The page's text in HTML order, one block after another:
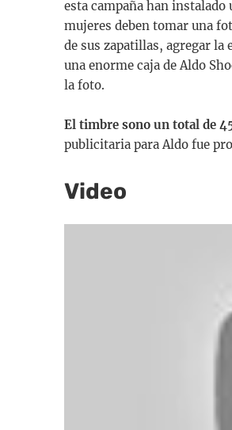
esta campaña han instalado
mujeres deben tomar una
de sus zapatillas, agregar
una enorme caja de Aldo
la foto.
El timbre sono un total de
publicitaria para Aldo fue
Video